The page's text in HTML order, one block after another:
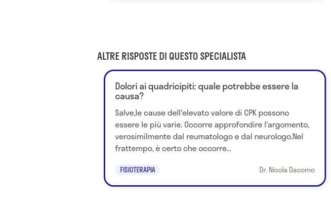
ALTRE RISPOSTE DI QUESTO SPECIALISTA
Dolori ai quadricipiti: quale potrebbe essere la
causa?
Salve,le cause dell'elevato valore di CPK possono
essere le più varie. Occorre approfondire l'argomento,
verosimilmente dal reumatologo e dal neurologo.Nel
frattempo, è certo che occorre...
FISIOTERAPIA Dr. Nicola Dacomo